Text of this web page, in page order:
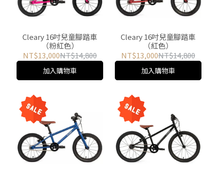
Cleary 16吋兒童腳踏車
（粉紅色）
NT$13,000NT$14,800
加入購物車
Cleary 16吋兒童腳踏車
（紅色）
NT$13,000NT$14,800
加入購物車